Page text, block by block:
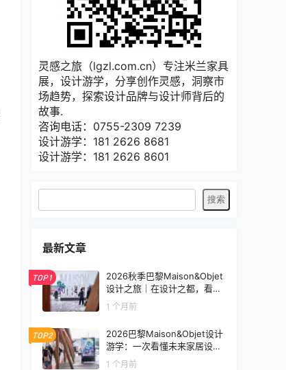
灵感之旅（lgzl.com.cn）专注米兰家具
展，设计游学，分享创作灵感，洞察市
场趋势，探索设计品牌与设计师背后的
故事.
咨询电话：0755-2309 7239
设计游学：181 2626 8681
设计游学：181 2626 8601
最新文章
TOP1
2026秋季巴黎Maison&Objet
设计之旅｜在设计之都，看见
未来生活的模样
1 个月前
TOP2
2026巴黎Maison&Objet设计
游学：一次看懂未来家居设计
趋势
1 个月前